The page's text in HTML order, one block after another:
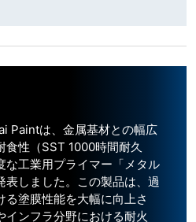
Paintは、金属基材との幅広
食性（SST 1000時間耐久
な工業用プライマー「メタル
表しました。この製品は、過
る塗膜性能を大幅に向上さ
インフラ分野における耐火